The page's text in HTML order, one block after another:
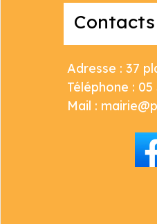
Contacts
Adresse : 37
Téléphone : 05
Mail :